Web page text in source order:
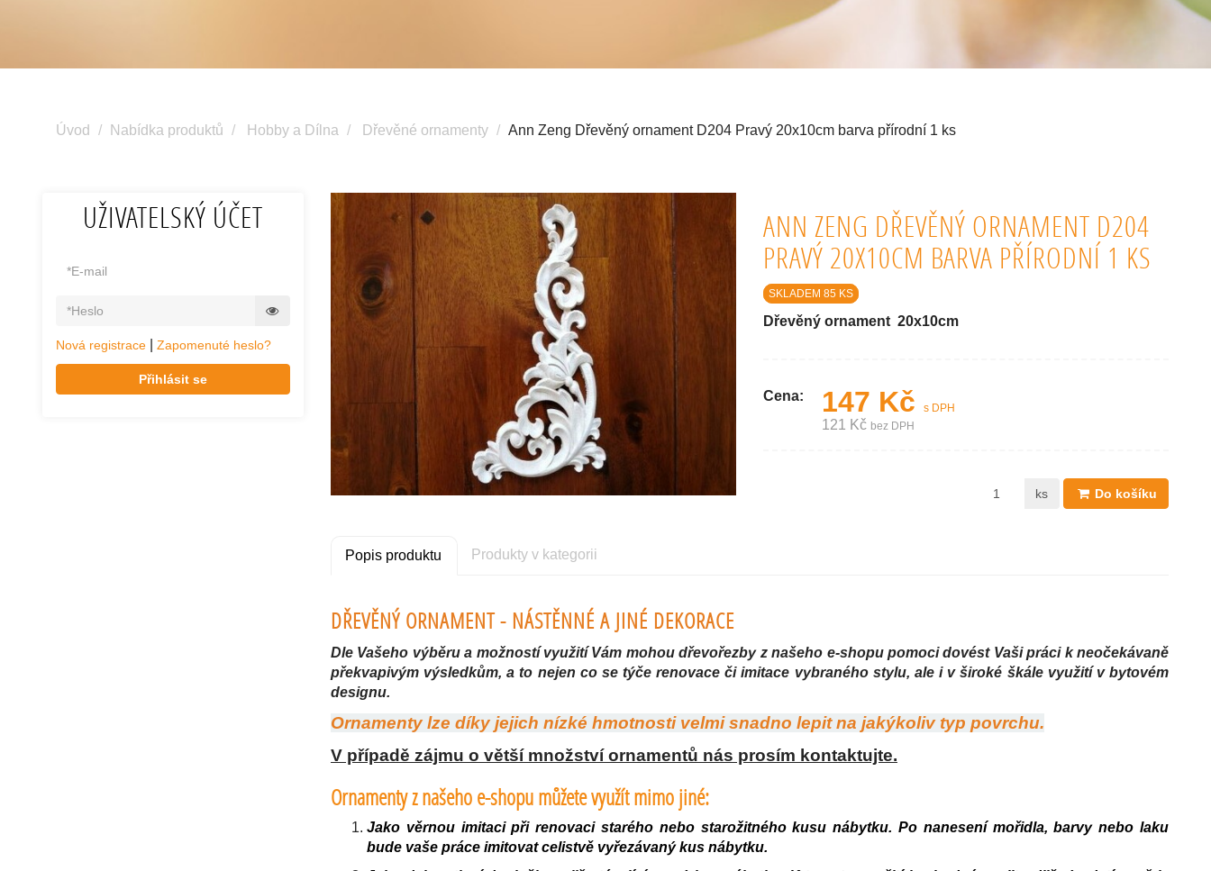
Úvod Nabídka produktů Hobby a Dílna Dřevěné ornamenty Ann Zeng Dřevěný ornament D204 Pravý 20x10cm barva přírodní 1 ks
UŽIVATELSKÝ ÚČET
Nová registrace Zapomenuté heslo?
Přihlásit se
ANN ZENG DŘEVĚNÝ ORNAMENT D204
PRAVÝ 20X10CM BARVA PŘÍRODNÍ 1 KS
SKLADEM 85 KS
Dřevěný ornament 20x10cm
Cena: 147 Kč s DPH
121 Kč bez DPH
ks Do košíku
Popis produktu Produkty v kategorii
DŘEVĚNÝ ORNAMENT - NÁSTĚNNÉ A JINÉ DEKORACE
Dle Vašeho výběru a možností využití Vám mohou dřevořezby z našeho e-shopu pomoci dovést Vaši práci k neočekávaně
překvapivým výsledkům, a to nejen co se týče renovace či imitace vybraného stylu, ale i v široké škále využití v bytovém
designu.
Ornamenty lze díky jejich nízké hmotnosti velmi snadno lepit na jakýkoliv typ povrchu.
V případě zájmu o větší množství ornamentů nás prosím kontaktujte.
Ornamenty z našeho e-shopu můžete využít mimo jiné:
Jako věrnou imitaci při renovaci starého nebo starožitného kusu nábytku. Po nanesení mořidla, barvy nebo laku
bude vaše práce imitovat celistvě vyřezávaný kus nábytku.